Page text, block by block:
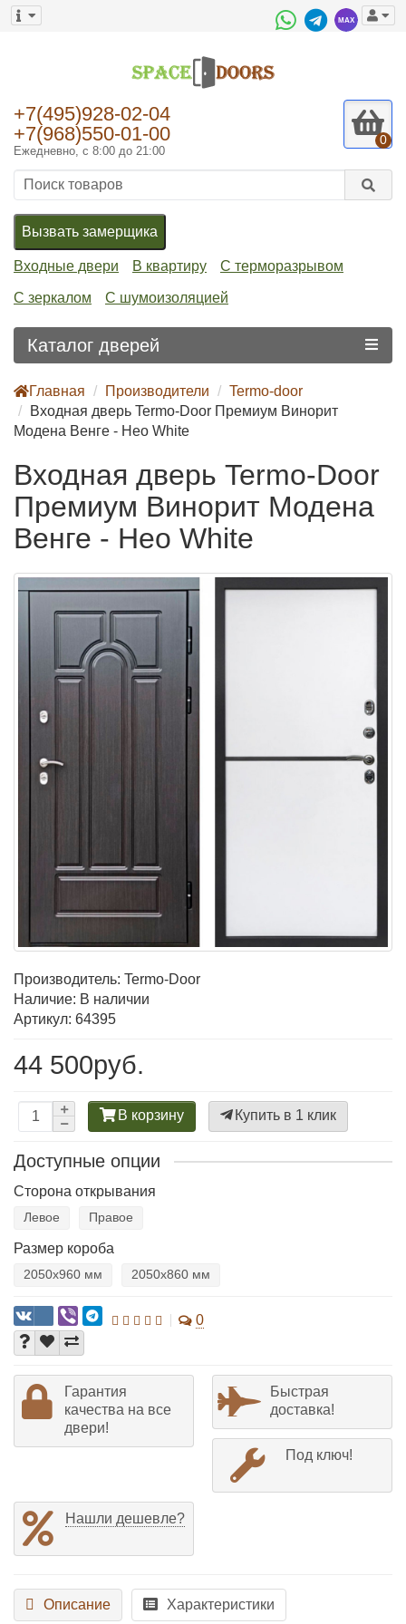
+7(495)928-02-04
+7(968)550-01-00
Ежедневно, с 8:00 до 21:00
0
Вызвать замерщика
Входные двери В квартиру С терморазрывом
С зеркалом С шумоизоляцией
Каталог дверей
Главная Производители
Termo-door
Входная дверь Termo-Door Премиум Винорит
Модена Венге - Нео White
Входная дверь Termo-Door
Премиум Винорит Модена
Венге - Нео White
Производитель: Termo-Door
Наличие: В наличии
Артикул: 64395
44 500руб.
В корзину Купить в 1 клик
Доступные опции
Сторона открывания
Левое Правое
Размер короба
2050х960 мм 2050х860 мм
0
Гарантия
качества на все
двери!
Быстрая
доставка!
Под ключ!
Нашли дешевле?
Описание Характеристики